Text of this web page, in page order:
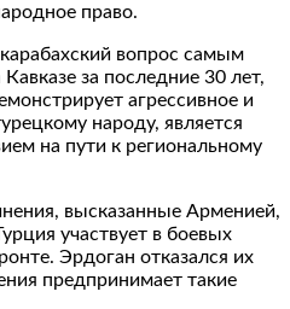
право.
вопрос самым
за последние 30 лет,
агрессивное и
народу, является
на пути к региональному
высказанные Арменией,
участвует в боевых
Эрдоган отказался их
предпринимает такие